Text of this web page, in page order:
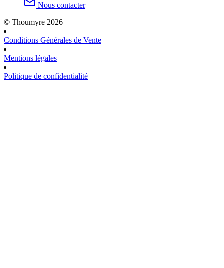
Nous contacter
© Thoumyre 2026
Conditions Générales de Vente
Mentions légales
Politique de confidentialité